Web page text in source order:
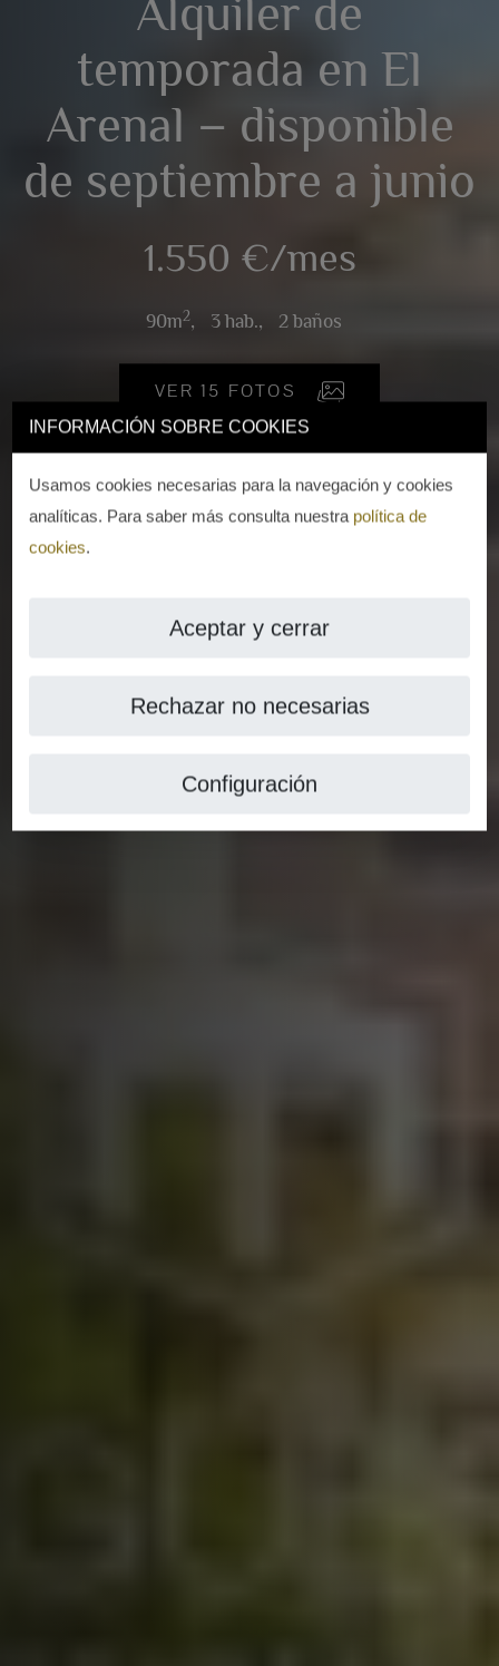
INFORMACIÓN SOBRE COOKIES
Usamos cookies necesarias para la navegación y cookies
analíticas. Para saber más consulta nuestra política de
cookies.
Aceptar y cerrar
Rechazar no necesarias
Configuración
Alquiler de
temporada en El
Arenal – disponible
de septiembre a junio
1.550 €/mes
90m2, 3 hab., 2 baños
VER 15 FOTOS